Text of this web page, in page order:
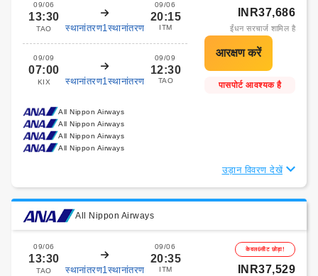
09/06
13:30
TAO स्थानांतरण1स्थानांतरण
09/06
20:15
ITM
09/09
07:00
KIX स्थानांतरण1स्थानांतरण
09/09
12:30
TAO
INR37,686
ईंधन सरचार्ज शामिल है
पासपोर्ट आवश्यक है
All Nippon Airways
All Nippon Airways
All Nippon Airways
All Nippon Airways
उड़ान विवरण देखें
All Nippon Airways
09/06
13:30
TAO स्थानांतरण1स्थानांतरण
09/06
20:35
ITM
केवल6सीट छोड़ा!
INR37,529